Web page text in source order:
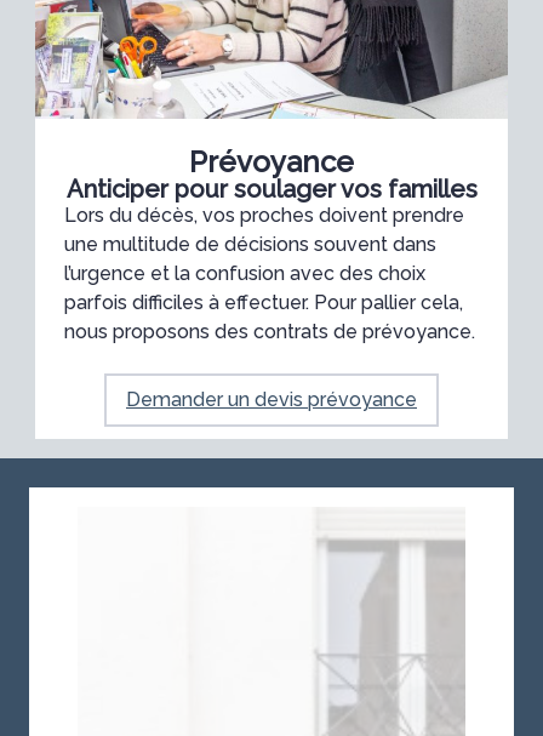
Prévoyance
Anticiper pour soulager vos familles
Lors du décès, vos proches doivent prendre
une multitude de décisions souvent dans
l’urgence et la confusion avec des choix
parfois difficiles à effectuer. Pour pallier cela,
nous proposons des contrats de prévoyance.
Demander un devis prévoyance